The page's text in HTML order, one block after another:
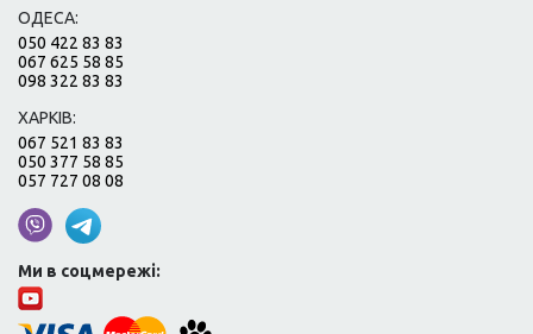
ОДЕСА:
050 422 83 83
067 625 58 85
098 322 83 83
ХАРКІВ:
067 521 83 83
050 377 58 85
057 727 08 08
Ми в соцмережі: